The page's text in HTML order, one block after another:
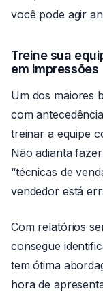
você pode agir
Treine sua
em impressões
Um dos maiores
com
treinar a equipe
Não adianta
“técnicas de
vendedor está
Com relatórios
consegue
tem ótima
hora de